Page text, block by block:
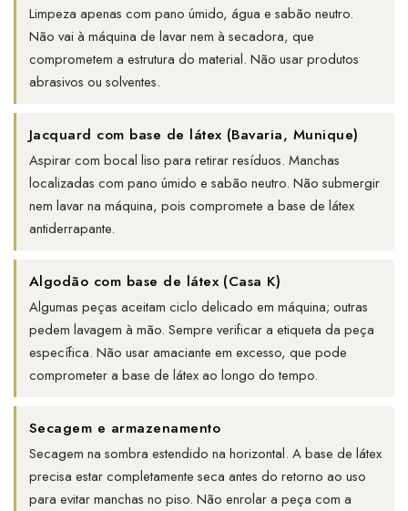
Limpeza apenas com pano úmido, água e sabão neutro.
Não vai à máquina de lavar nem à secadora, que
comprometem a estrutura do material. Não usar produtos
abrasivos ou solventes.
Jacquard com base de látex (Bavaria, Munique)
Aspirar com bocal liso para retirar resíduos. Manchas
localizadas com pano úmido e sabão neutro. Não submergir
nem lavar na máquina, pois compromete a base de látex
antiderrapante.
Algodão com base de látex (Casa K)
Algumas peças aceitam ciclo delicado em máquina; outras
pedem lavagem à mão. Sempre verificar a etiqueta da peça
específica. Não usar amaciante em excesso, que pode
comprometer a base de látex ao longo do tempo.
Secagem e armazenamento
Secagem na sombra estendido na horizontal. A base de látex
precisa estar completamente seca antes do retorno ao uso
para evitar manchas no piso. Não enrolar a peça com a